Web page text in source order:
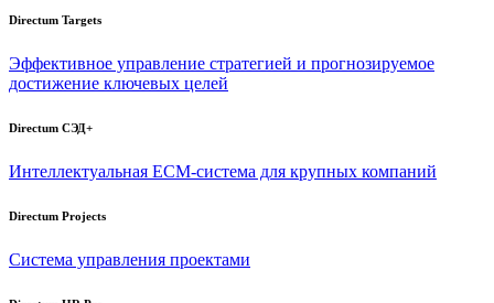
Directum Targets
Эффективное управление стратегией и прогнозируемое
достижение ключевых целей
Directum СЭД+
Интеллектуальная ECM-система для крупных компаний
Directum Projects
Система управления проектами